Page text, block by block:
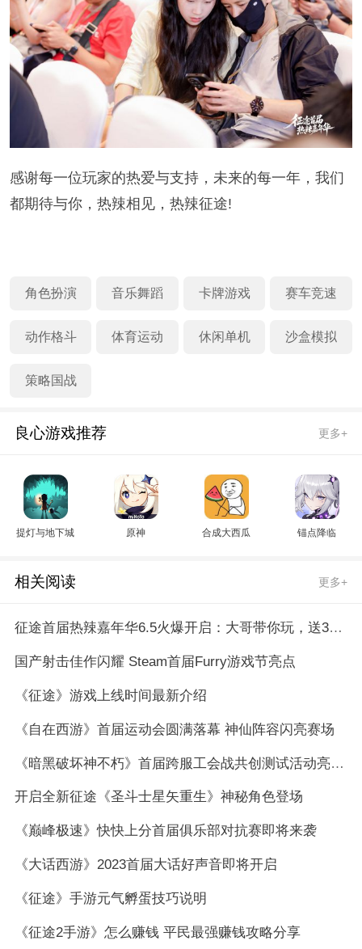
感谢每一位玩家的热爱与支持，未来的每一年，我们
都期待与你，热辣相见，热辣征途!
角色扮演 音乐舞蹈 卡牌游戏 赛车竞速
动作格斗 体育运动 休闲单机 沙盒模拟
策略国战
良心游戏推荐 更多+
提灯与地下城 原神 合成大西瓜 锚点降临
相关阅读 更多+
征途首届热辣嘉年华6.5火爆开启：大哥带你玩，送3亿福利！
国产射击佳作闪耀 Steam首届Furry游戏节亮点
《征途》游戏上线时间最新介绍
​《自在西游》首届运动会圆满落幕 神仙阵容闪亮赛场
《暗黑破坏神不朽》首届跨服工会战共创测试活动亮点回顾
开启全新征途《圣斗士星矢重生》神秘角色登场
《巅峰极速》快快上分首届俱乐部对抗赛即将来袭
《大话西游》2023首届大话好声音即将开启
《征途》手游元气孵蛋技巧说明
《征途2手游》怎么赚钱 平民最强赚钱攻略分享